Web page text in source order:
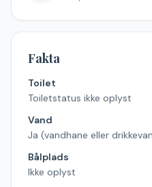
Fakta
Toilet
Toiletstatus ikke oplyst
Vand
Ja (vandhane eller
Bålplads
Ikke oplyst